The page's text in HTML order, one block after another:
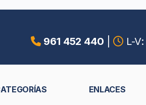
961 452 440
L-V:
ENLACES